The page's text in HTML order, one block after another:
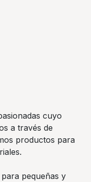
cuyo
a través de
productos para
pequeñas y